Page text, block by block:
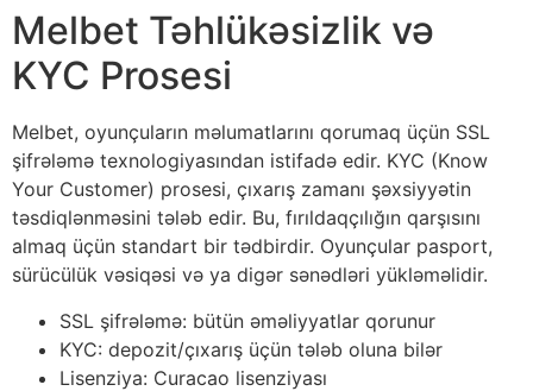
Melbet Təhlükəsizlik və
KYC Prosesi
Melbet, oyunçuların məlumatlarını qorumaq üçün SSL
şifrələmə texnologiyasından istifadə edir. KYC (Know
Your Customer) prosesi, çıxarış zamanı şəxsiyyətin
təsdiqlənməsini tələb edir. Bu, fırıldaqçılığın qarşısını
almaq üçün standart bir tədbirdir. Oyunçular pasport,
sürücülük vəsiqəsi və ya digər sənədləri yükləməlidir.
SSL şifrələmə: bütün əməliyyatlar qorunur
KYC: depozit/çıxarış üçün tələb oluna bilər
Lisenziya: Curacao lisenziyası